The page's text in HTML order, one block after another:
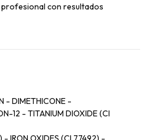
con resultados
- DIMETHICONE -
12 - TITANIUM DIOXIDE (CI